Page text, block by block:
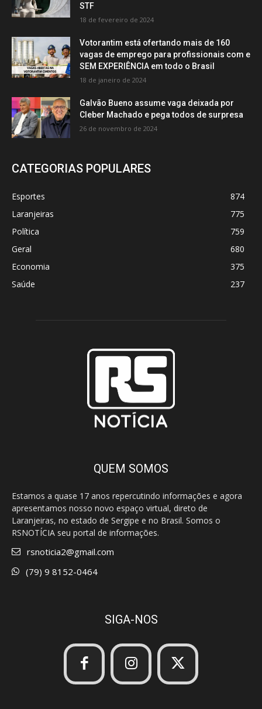
STF
18 de fevereiro de 2024
Votorantim está ofertando mais de 160
vagas de emprego para profissionais com e
SEM EXPERIÊNCIA em todo o Brasil
18 de janeiro de 2024
Galvão Bueno assume vaga deixada por
Cleber Machado e pega todos de surpresa
26 de novembro de 2024
CATEGORIAS POPULARES
Esportes
874
Laranjeiras
775
Política
759
Geral
680
Economia
375
Saúde
237
QUEM SOMOS
Estamos a quase 17 anos repercutindo informações e agora
apresentamos nosso novo espaço virtual, direto de
Laranjeiras, no estado de Sergipe e no Brasil. Somos o
RSNOTÍCIA seu portal de informações.
rsnoticia2@gmail.com
(79) 9 8152-0464
SIGA-NOS